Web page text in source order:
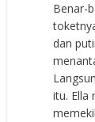
Benar-
dan
itu. Ella